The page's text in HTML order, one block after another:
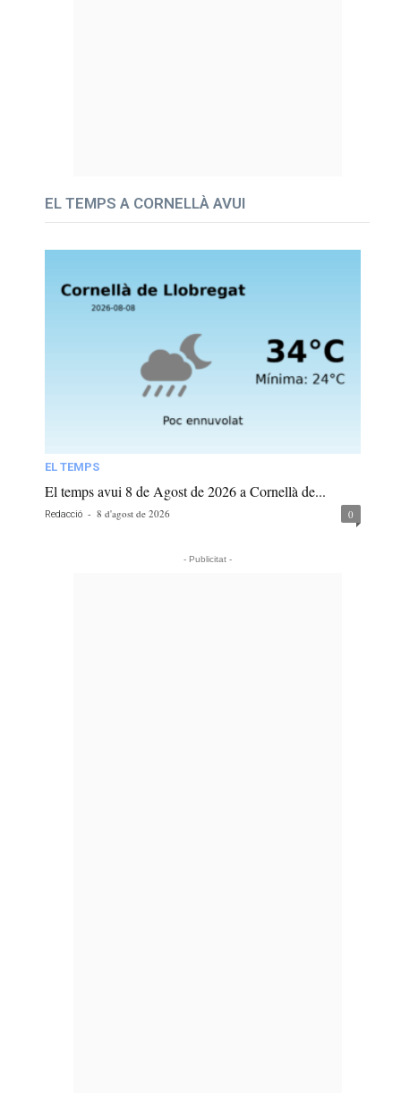
EL TEMPS A CORNELLÀ AVUI
EL TEMPS
El temps avui 8 de Agost de 2026 a Cornellà de...
Redacció - 8 d'agost de 2026 0
- Publicitat -